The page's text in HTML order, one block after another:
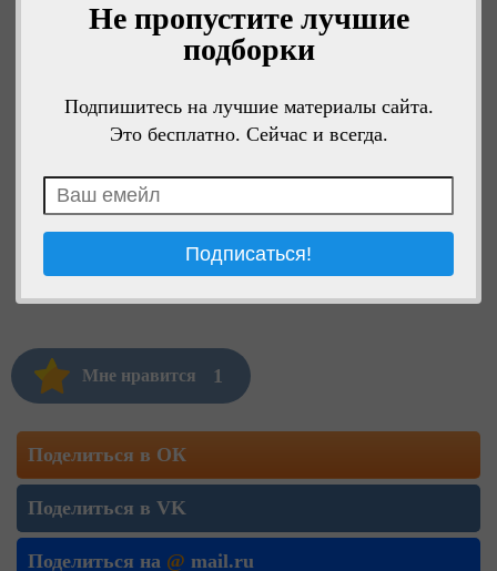
Не пропустите лучшие
подборки
Подпишитесь на лучшие материалы сайта.
Это бесплатно. Сейчас и всегда.
Мне нравится 1
Поделиться в ОК
Поделиться в VK
Поделиться на @ mail.ru